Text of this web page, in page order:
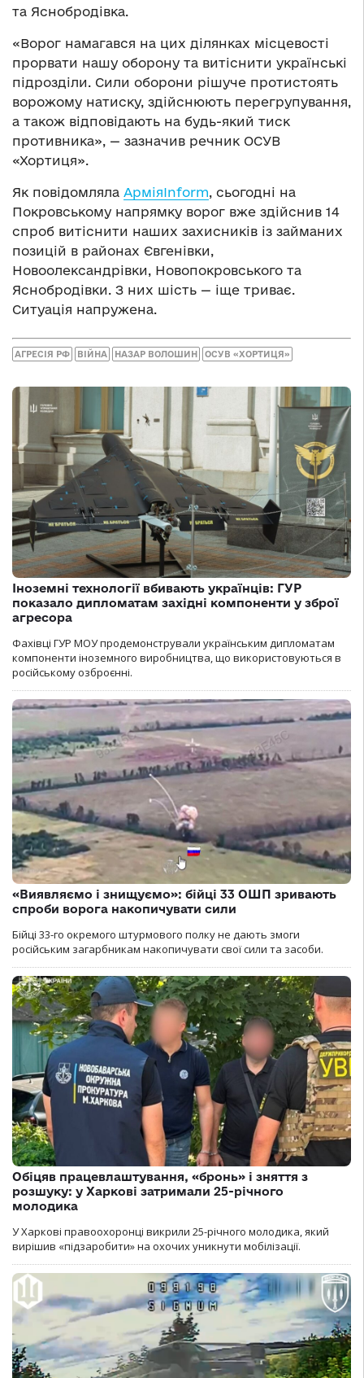
та Яснобродівка.
«Ворог намагався на цих ділянках місцевості
прорвати нашу оборону та витіснити українські
підрозділи. Сили оборони рішуче протистоять
ворожому натиску, здійснюють перегрупування,
а також відповідають на будь-який тиск
противника», — зазначив речник ОСУВ
«Хортиця».
Як повідомляла АрміяInform , сьогодні на
Покровському напрямку ворог вже здійснив 14
спроб витіснити наших захисників із займаних
позицій в районах Євгенівки,
Новоолександрівки, Новопокровського та
Яснобродівки. З них шість — іще триває.
Ситуація напружена.
АГРЕСІЯ РФ ВІЙНА НАЗАР ВОЛОШИН ОСУВ «ХОРТИЦЯ»
Іноземні технології вбивають українців: ГУР
показало дипломатам західні компоненти у зброї
агресора
Фахівці ГУР МОУ продемонстрували українським дипломатам
компоненти іноземного виробництва, що використовуються в
російському озброєнні.
«Виявляємо і знищуємо»: бійці 33 ОШП зривають
спроби ворога накопичувати сили
Бійці 33-го окремого штурмового полку не дають змоги
російським загарбникам накопичувати свої сили та засоби.
Обіцяв працевлаштування, «бронь» і зняття з
розшуку: у Харкові затримали 25-річного
молодика
У Харкові правоохоронці викрили 25-річного молодика, який
вирішив «підзаробити» на охочих уникнути мобілізації.